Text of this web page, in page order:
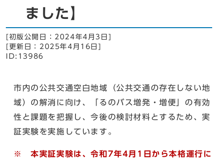
ました】
[初版公開日： 2024年4月3日
[更新日： 2025年4月16日
ID:13986
市内の公共交通空白地域（公共交通の存在しない地
域）の解消に向け、「るのバス増発・増便」の有効
性と課題を把握し、今後の検討材料とするため、実
証実験を実施しています。
※ 本実証実験は、令和7年4月1日から本格運行に